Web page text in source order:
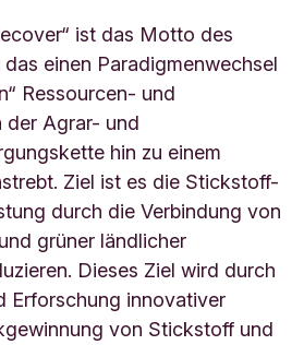
ist das Motto des
einen Paradigmenwechsel
Ressourcen- und
der Agrar- und
hin zu einem
Ziel ist es die Stickstoff-
durch die Verbindung von
grüner ländlicher
Dieses Ziel wird durch
Erforschung innovativer
von Stickstoff und